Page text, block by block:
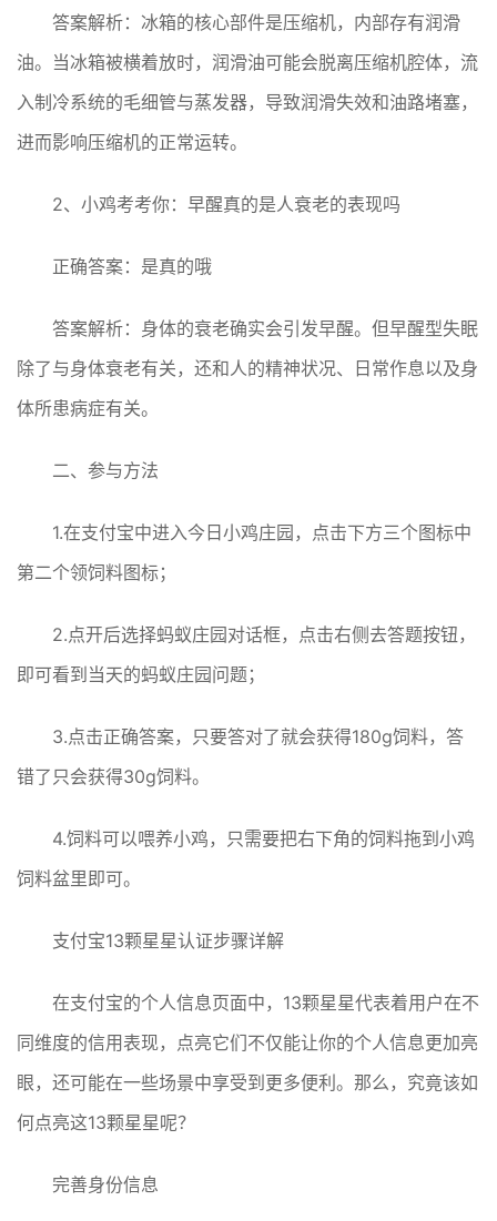
答案解析：冰箱的核心部件是压缩机，内部存有润滑
油。当冰箱被横着放时，润滑油可能会脱离压缩机腔体，流
入制冷系统的毛细管与蒸发器，导致润滑失效和油路堵塞，
进而影响压缩机的正常运转。
2、小鸡考考你：早醒真的是人衰老的表现吗
正确答案：是真的哦
答案解析：身体的衰老确实会引发早醒。但早醒型失眠
除了与身体衰老有关，还和人的精神状况、日常作息以及身
体所患病症有关。
二、参与方法
1.在支付宝中进入今日小鸡庄园，点击下方三个图标中
第二个领饲料图标；
2.点开后选择蚂蚁庄园对话框，点击右侧去答题按钮，
即可看到当天的蚂蚁庄园问题；
3.点击正确答案，只要答对了就会获得180g饲料，答
错了只会获得30g饲料。
4.饲料可以喂养小鸡，只需要把右下角的饲料拖到小鸡
饲料盆里即可。
支付宝13颗星星认证步骤详解
在支付宝的个人信息页面中，13颗星星代表着用户在不
同维度的信用表现，点亮它们不仅能让你的个人信息更加亮
眼，还可能在一些场景中享受到更多便利。那么，究竟该如
何点亮这13颗星星呢？
完善身份信息